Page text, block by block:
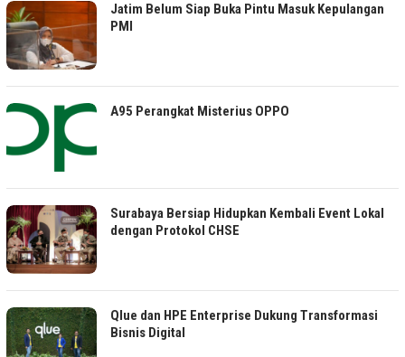
Jatim Belum Siap Buka Pintu Masuk Kepulangan
PMI
A95 Perangkat Misterius OPPO
Surabaya Bersiap Hidupkan Kembali Event Lokal
dengan Protokol CHSE
Qlue dan HPE Enterprise Dukung Transformasi
Bisnis Digital